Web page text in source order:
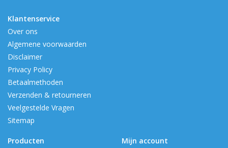
Klantenservice
Over ons
Algemene voorwaarden
Disclaimer
Privacy Policy
Betaalmethoden
Verzenden & retourneren
Veelgestelde Vragen
Sitemap
Producten
Mijn account